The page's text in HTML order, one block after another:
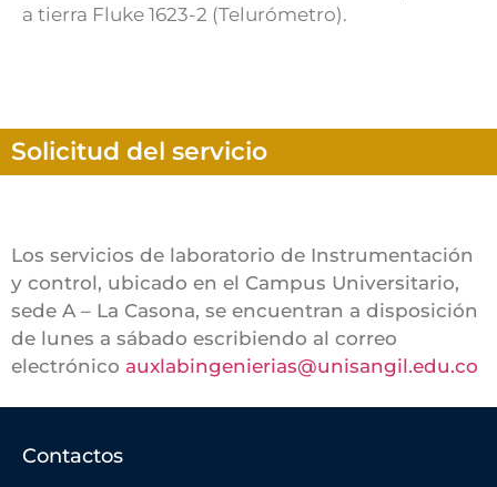
a tierra Fluke 1623-2 (Telurómetro).
Solicitud del servicio
Los servicios de laboratorio de Instrumentación
y control, ubicado en el Campus Universitario,
sede A – La Casona, se encuentran a disposición
de lunes a sábado escribiendo al correo
electrónico auxlabingenierias@unisangil.edu.co
Contactos